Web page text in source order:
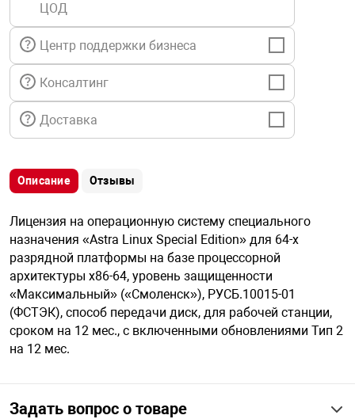
техника
автомобили
информации
средства охраны
ключи
сигнализации
безопасность
ЦОД
Центр поддержки бизнеса
Консалтинг
Доставка
Описание Отзывы
Лицензия на операционную систему специального
назначения «Astra Linux Special Edition» для 64-х
разрядной платформы на базе процессорной
архитектуры х86-64, уровень защищенности
«Максимальный» («Смоленск»), РУСБ.10015-01
(ФСТЭК), способ передачи диск, для рабочей станции,
сроком на 12 мес., с включенными обновлениями Тип 2
на 12 мес.
Задать вопрос о товаре